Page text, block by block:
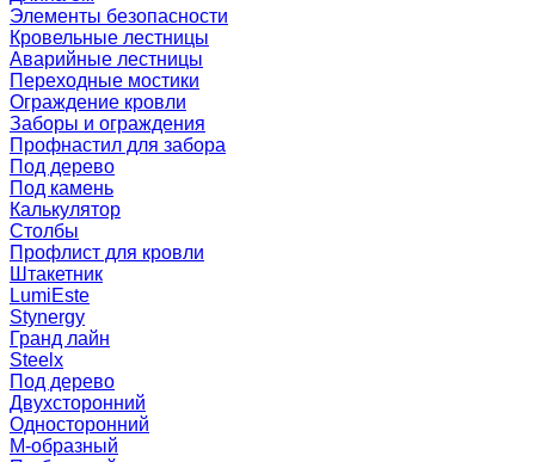
Элементы безопасности
Кровельные лестницы
Аварийные лестницы
Переходные мостики
Ограждение кровли
Заборы и ограждения
Профнастил для забора
Под дерево
Под камень
Калькулятор
Столбы
Профлист для кровли
Штакетник
LumiEste
Stynergy
Гранд лайн
Steelx
Под дерево
Двухсторонний
Односторонний
М-образный